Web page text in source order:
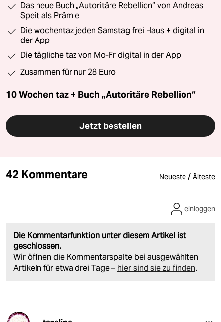
Das neue Buch „Autoritäre Rebellion“ von Andreas
Speit als Prämie
Die wochentaz jeden Samstag frei Haus + digital in
der App
Die tägliche taz von Mo-Fr digital in der App
Zusammen für nur 28 Euro
10 Wochen taz + Buch „Autoritäre Rebellion“
Jetzt bestellen
42 Kommentare Neueste / Älteste
Die Kommentarfunktion unter diesem Artikel ist
geschlossen.
Wir öffnen die Kommentarspalte bei ausgewählten
Artikeln für etwa drei Tage – hier sind sie zu finden.
einloggen